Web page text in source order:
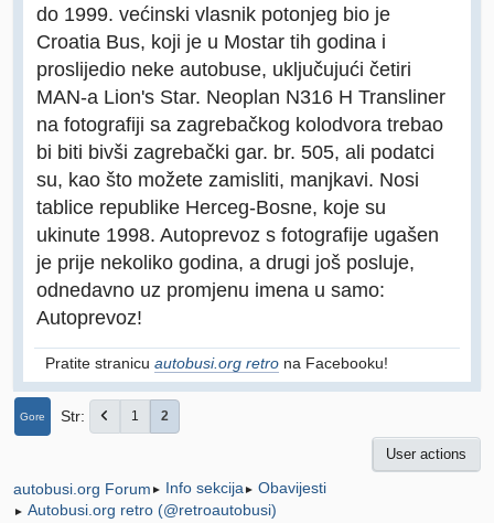
do 1999. većinski vlasnik potonjeg bio je
Croatia Bus, koji je u Mostar tih godina i
proslijedio neke autobuse, uključujući četiri
MAN-a Lion's Star. Neoplan N316 H Transliner
na fotografiji sa zagrebačkog kolodvora trebao
bi biti bivši zagrebački gar. br. 505, ali podatci
su, kao što možete zamisliti, manjkavi. Nosi
tablice republike Herceg-Bosne, koje su
ukinute 1998. Autoprevoz s fotografije ugašen
je prije nekoliko godina, a drugi još posluje,
odnedavno uz promjenu imena u samo:
Autoprevoz!
Pratite stranicu autobusi.org retro na Facebooku!
Gore Str 1 2
User actions
autobusi.org Forum ► Info sekcija ► Obavijesti
► Autobusi.org retro (@retroautobusi)